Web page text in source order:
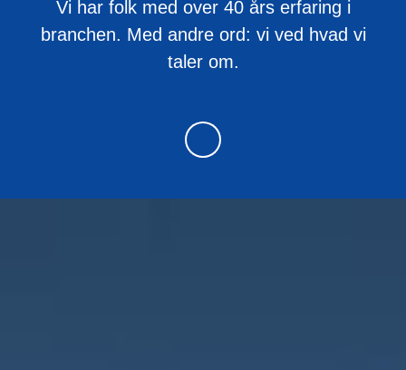
Vi har folk med over 40 års erfaring i
branchen. Med andre ord: vi ved hvad vi
taler om.